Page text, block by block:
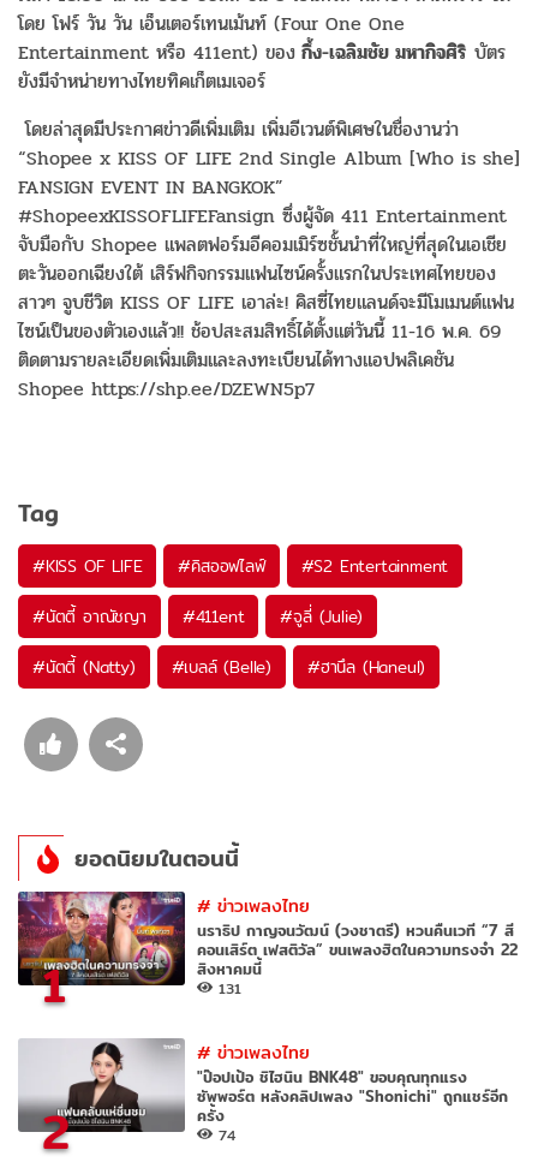
โดย โฟร์ วัน วัน เอ็นเตอร์เทนเม้นท์ (Four One One
Entertainment หรือ 411ent) ของ กึ้ง-เฉลิมชัย มหากิจศิริ บัตร
ยังมีจำหน่ายทางไทยทิคเก็ตเมเจอร์
โดยล่าสุดมีประกาศข่าวดีเพิ่มเติม เพิ่มอีเวนต์พิเศษในชื่องานว่า
“Shopee x KISS OF LIFE 2nd Single Album [Who is she]
FANSIGN EVENT IN BANGKOK”
#ShopeexKISSOFLIFEFansign ซึ่งผู้จัด 411 Entertainment
จับมือกับ Shopee แพลตฟอร์มอีคอมเมิร์ซชั้นนำที่ใหญ่ที่สุดในเอเชีย
ตะวันออกเฉียงใต้ เสิร์ฟกิจกรรมแฟนไซน์ครั้งแรกในประเทศไทยของ
สาวๆ จูบชีวิต KISS OF LIFE เอาล่ะ! คิสซี่ไทยแลนด์จะมีโมเมนต์แฟน
ไซน์เป็นของตัวเองแล้ว!! ช้อปสะสมสิทธิ์ได้ตั้งแต่วันนี้ 11-16 พ.ค. 69
ติดตามรายละเอียดเพิ่มเติมและลงทะเบียนได้ทางแอปพลิเคชัน
Shopee https://shp.ee/DZEWN5p7
Tag
#KISS OF LIFE #คิสออฟไลฟ์ #S2 Entertainment
#นัตตี้ อาณัชญา #411ent #จูลี่ (Julie)
#นัตตี้ (Natty) #เบลล์ (Belle) #ฮานึล (Haneul)
ยอดนิยมในตอนนี้
1
#ข่าวเพลงไทย
นราธิป กาญจนวัฒน์ (วงชาตรี) หวนคืนเวที “7 สี
คอนเสิร์ต เฟสติวัล” ขนเพลงฮิตในความทรงจำ 22
สิงหาคมนี้
131
2
#ข่าวเพลงไทย
"ป๊อปเป้อ ชิไฮนิน BNK48" ขอบคุณทุกแรง
ซัพพอร์ต หลังคลิปเพลง "Shonichi" ถูกแชร์อีก
ครั้ง
74